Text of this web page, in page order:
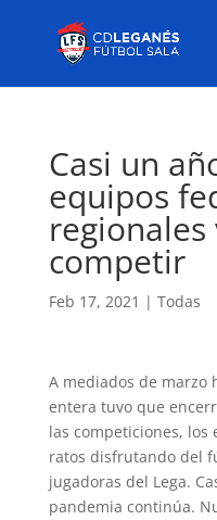
Casi un
equipos
regionales
competir
Feb 17, 2021 | Todas
A mediados de marzo
entera tuvo que
las competiciones, los
ratos disfrutando del
jugadoras del Lega.
pandemia continúa.